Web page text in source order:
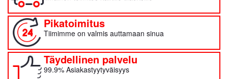
Pikatoimitus
Tiimimme on valmis auttamaan sinua
Täydellinen palvelu
99.9% Asiakastyytyväisyys